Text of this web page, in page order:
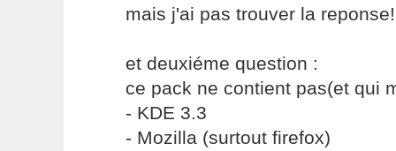
mais j'ai pas trouver la reponse!
et deuxiéme question :
ce pack ne contient pas(et qui
- KDE 3.3
- Mozilla (surtout firefox)